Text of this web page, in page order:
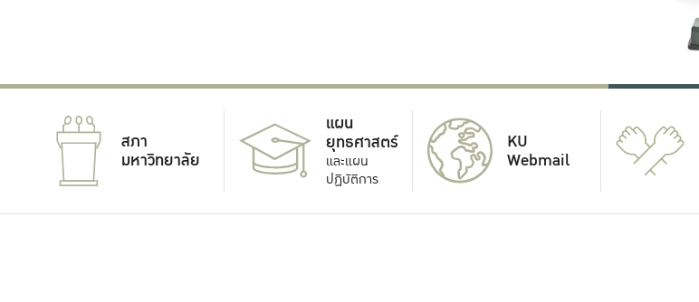
สภา
มหาวิทยาลัย
แผน
ยุทธศาสตร์
และแผน
ปฏิบัติการ
KU
Webmail